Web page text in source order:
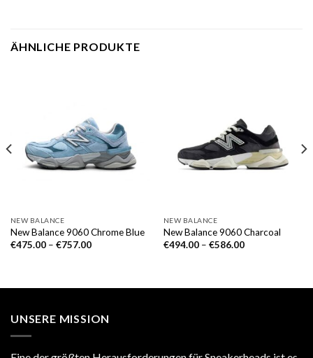
ÄHNLICHE PRODUKTE
NEW BALANCE
New Balance 9060 Chrome Blue
€475.00– €757.00
NEW BALANCE
New Balance 9060 Charcoal
€494.00– €586.00
UNSERE MISSION